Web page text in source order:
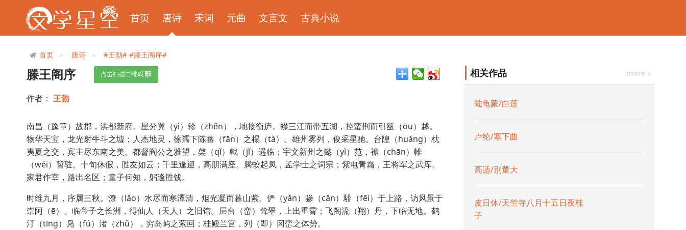
首页 唐诗 宋词 元曲 文言文 古典小说
首页 唐诗 #王勃# #滕王阁序#
滕王阁序 点击扫描二维码
作者： 王勃
南昌（豫章）故郡，洪都新府。星分翼（yì）轸（zhěn），地接衡庐。襟三江而带五湖，控蛮荆而引瓯（ōu）越。
物华天宝，龙光射牛斗之墟；人杰地灵，徐孺下陈蕃（fān）之榻（tà）。雄州雾列，俊采星驰。台隍（huáng）枕
夷夏之交，宾主尽东南之美。都督阎公之雅望，棨（qǐ）戟（jǐ）遥临；宇文新州之懿（yì）范，襜（chān）帷
（wéi）暂驻。十旬休假，胜友如云；千里逢迎，高朋满座。腾蛟起凤，孟学士之词宗；紫电青霜，王将军之武库。
家君作宰，路出名区；童子何知，躬逢胜饯。
时维九月，序属三秋。潦（lǎo）水尽而寒潭清，烟光凝而暮山紫。俨（yǎn）骖（cān）騑（fēi）于上路，访风景于
崇阿（ē）。临帝子之长洲，得仙人（天人）之旧馆。层台（峦）耸翠，上出重霄；飞阁流（翔）丹，下临无地。鹤
汀（tīng）凫（fú）渚（zhǔ），穷岛屿之萦回；桂殿兰宫，列（即）冈峦之体势。
相关作品 more »
陆龟蒙/白莲
卢纶/塞下曲
高适/别董大
皮日休/天竺寺八月十五日夜桂
子